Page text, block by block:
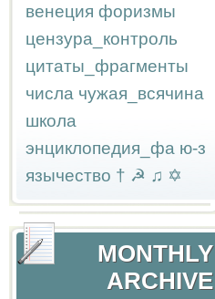
венеция форизмы
цензура_контроль
цитаты_фрагменты
числа чужая_всячина
школа
энциклопедия_фа ю-з
язычество † ☭ ♫ ✡
MONTHLY
ARCHIVE